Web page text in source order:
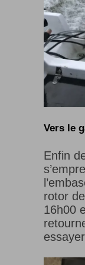
Vers le
Enfin
rotor
16h00